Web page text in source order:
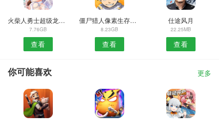
火柴人勇士超级龙影搏斗最新版
7.76GB
查看
僵尸猎人像素生存手机版
8.23GB
查看
仕途风月
22.25MB
查看
你可能喜欢 更多